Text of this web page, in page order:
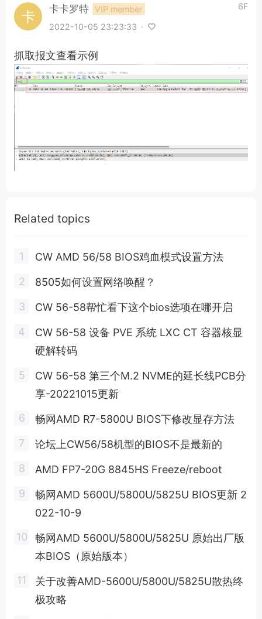
卡卡罗特
VIP member
2022-10-05 23:23:33 ·
6F
抓取报文查看示例
Related topics
CW AMD 56/58 BIOS鸡血模式设置方法
8505如何设置网络唤醒？
CW 56-58帮忙看下这个bios选项在哪开启
CW 56-58 设备 PVE 系统 LXC CT 容器核显
硬解转码
CW 56-58 第三个M.2 NVME的延长线PCB分
享-20221015更新
畅网AMD R7-5800U BIOS下修改显存方法
论坛上CW56/58机型的BIOS不是最新的
AMD FP7-20G 8845HS Freeze/reboot
畅网AMD 5600U/5800U/5825U BIOS更新 2
022-10-9
畅网AMD 5600U/5800U/5825U 原始出厂版
本BIOS（原始版本）
关于改善AMD-5600U/5800U/5825U散热终
极攻略